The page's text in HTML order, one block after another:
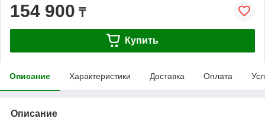
154 900 ₸
Купить
Описание Характеристики Доставка Оплата
Описание